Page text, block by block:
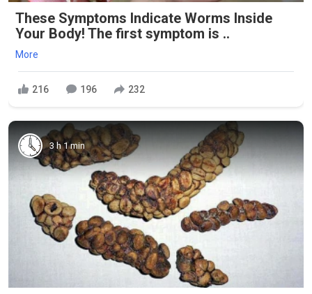
These Symptoms Indicate Worms Inside
Your Body! The first symptom is ..
More
216 196 232
3 h 1 min